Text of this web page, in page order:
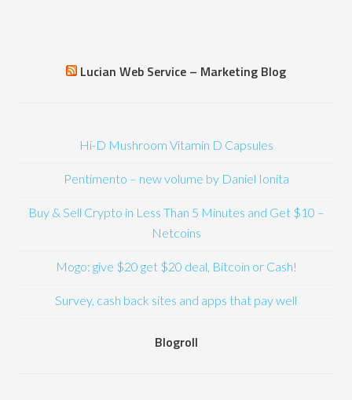
Lucian Web Service – Marketing Blog
Hi-D Mushroom Vitamin D Capsules
Pentimento – new volume by Daniel Ionita
Buy & Sell Crypto in Less Than 5 Minutes and Get $10 –
Netcoins
Mogo: give $20 get $20 deal, Bitcoin or Cash!
Survey, cash back sites and apps that pay well
Blogroll